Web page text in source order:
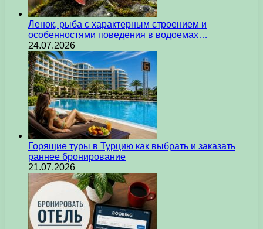
Ленок, рыба с характерным строением и
особенностями поведения в водоемах…
24.07.2026
Горящие туры в Турцию как выбрать и заказать
раннее бронирование
21.07.2026